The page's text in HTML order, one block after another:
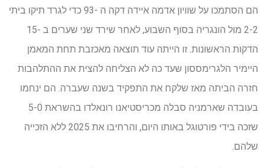
הם הסתמכו על שוויון אדמה איידה דקה ה -93 כדי לגרד תיקו ביתי
2-2 מול הונגריה בסוף השבוע, לאחר שירד שני שערים ב -15
הדקות הראשונות. זו הייתה עוד תוצאה מאכזבת תחת המאמן
היימיר הלגרימססון שעד כה לא הצליחה להצית את ההתלהבות
חזרה הביתה מאז שלקח את התפקיד בשנה שעברה. הם ינחמו
בעובדה שארמניה סבלה מכריסטיאנו רונאלדו בהשראת 5-0
שזכה בידי פורטוגל באותו היום, והרחיבו את 2025 ללא הזכייה
שלהם.